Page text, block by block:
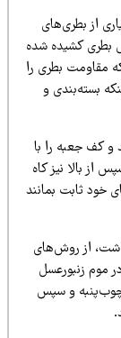
بطری‌های
کشیده شده
بطری را
و
را با
نیز کاه
بمانند
از روش‌های
زنبورعسل
و سپس